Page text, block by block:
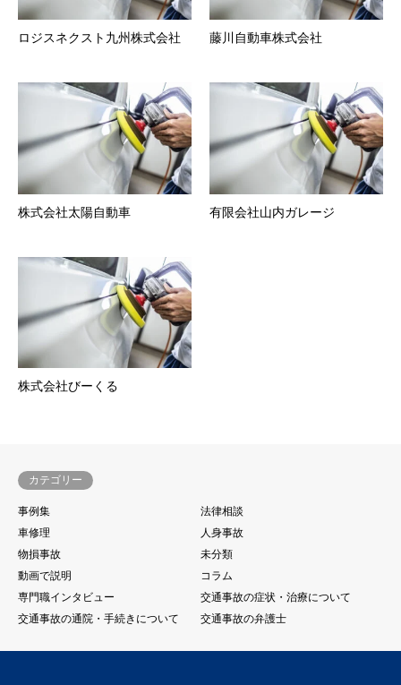
ロジスネクスト九州株式会社 藤川自動車株式会社
株式会社太陽自動車 有限会社山内ガレージ
株式会社びーくる
カテゴリー
事例集
法律相談
車修理
人身事故
物損事故
未分類
動画で説明
コラム
専門職インタビュー
交通事故の症状・治療について
交通事故の通院・手続きについて
交通事故の弁護士